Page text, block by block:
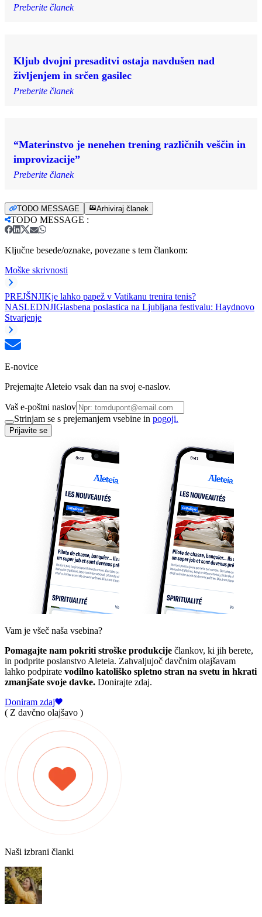
Preberite članek
Kljub dvojni presaditvi ostaja navdušen nad
življenjem in srčen gasilec
Preberite članek
“Materinstvo je nenehen trening različnih veščin in
improvizacije”
Preberite članek
TODO MESSAGE Arhiviraj članek
TODO MESSAGE :
Ključne besede/oznake, povezane s tem člankom:
Moške skrivnosti
PREJŠNJIKje lahko papež v Vatikanu trenira tenis?
NASLEDNJIGlasbena poslastica na Ljubljana festivalu: Haydnovo
Stvarjenje
E-novice
Prejemajte Aleteio vsak dan na svoj e-naslov.
Vaš e-poštni naslov
Strinjam se s prejemanjem vsebine in pogoji.
Prijavite se
Vam je všeč naša vsebina?
Pomagajte nam pokriti stroške produkcije člankov, ki jih berete,
in podprite poslanstvo Aleteia. Zahvaljujoč davčnim olajšavam
lahko podpirate vodilno katoliško spletno stran na svetu in hkrati
zmanjšate svoje davke. Donirajte zdaj.
Doniram zdaj
( Z davčno olajšavo )
Naši izbrani članki